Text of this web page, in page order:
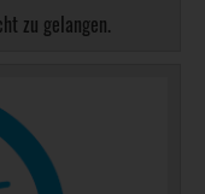
zu gelangen.